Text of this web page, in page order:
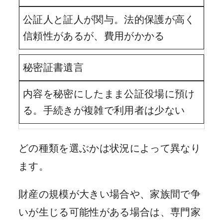
公証人と証人が関与。法的保護が高く
信頼性があるが、費用がかかる
秘密証書遺言
内容を秘密にしたまま公証役場に預け
る。手続きが複雑で利用者は少ない
どの種類を選ぶかは状況によって異なり
ます。
財産の規模が大きい場合や、家族間で争
いが生じる可能性がある場合は、専門家